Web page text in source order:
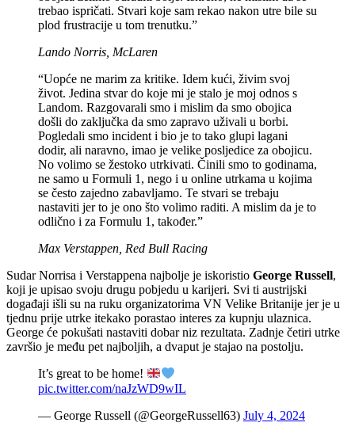
trebao ispričati. Stvari koje sam rekao nakon utre bile su
plod frustracije u tom trenutku.”
Lando Norris, McLaren
“Uopće ne marim za kritike. Idem kući, živim svoj
život. Jedina stvar do koje mi je stalo je moj odnos s
Landom. Razgovarali smo i mislim da smo obojica
došli do zaključka da smo zapravo uživali u borbi.
Pogledali smo incident i bio je to tako glupi lagani
dodir, ali naravno, imao je velike posljedice za obojicu.
No volimo se žestoko utrkivati. Činili smo to godinama,
ne samo u Formuli 1, nego i u online utrkama u kojima
se često zajedno zabavljamo. Te stvari se trebaju
nastaviti jer to je ono što volimo raditi. A mislim da je to
odlično i za Formulu 1, također.”
Max Verstappen, Red Bull Racing
Sudar Norrisa i Verstappena najbolje je iskoristio George Russell,
koji je upisao svoju drugu pobjedu u karijeri. Svi ti austrijski
događaji išli su na ruku organizatorima VN Velike Britanije jer je u
tjednu prije utrke itekako porastao interes za kupnju ulaznica.
George će pokušati nastaviti dobar niz rezultata. Zadnje četiri utrke
završio je među pet najboljih, a dvaput je stajao na postolju.
It’s great to be home!
pic.twitter.com/naJzWD9wIL
— George Russell (@GeorgeRussell63) July 4, 2024